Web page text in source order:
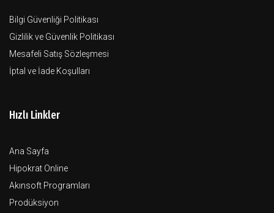
Bilgi Güvenliği Politikası
Gizlilik ve Güvenlik Politikası
Mesafeli Satış Sözleşmesi
İptal ve İade Koşulları
Hızlı Linkler
Ana Sayfa
Hipokrat Online
Akınsoft Programları
Prodüksiyon